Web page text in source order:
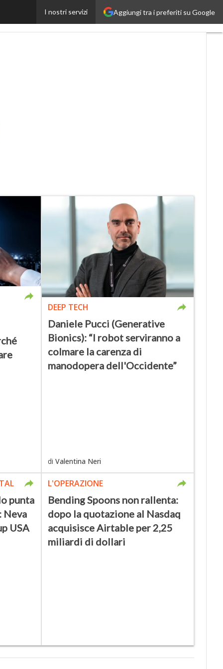
Aggiungi tra i preferiti su Google
I nostri servizi
Startup
DEEP TECH
Daniele Pucci (Generative
Bionics): “I robot serviranno a
colmare la carenza di
manodopera dell'Occidente”
diValentina Neri
punta
Neva
USA
L'OPERAZIONE
Bending Spoons non rallenta:
dopo la quotazione al Nasdaq
acquisisce Airtable per 2,25
miliardi di dollari